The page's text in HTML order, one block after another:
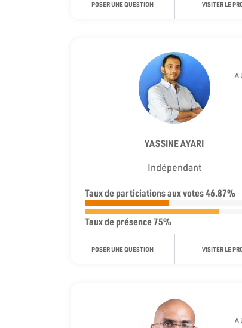
POSER UNE QUESTION VISITER LE
A
YASSINE AYARI
Indépendant
Taux de particiations aux votes 46.87%
Taux de présence 75%
POSER UNE QUESTION VISITER LE
A